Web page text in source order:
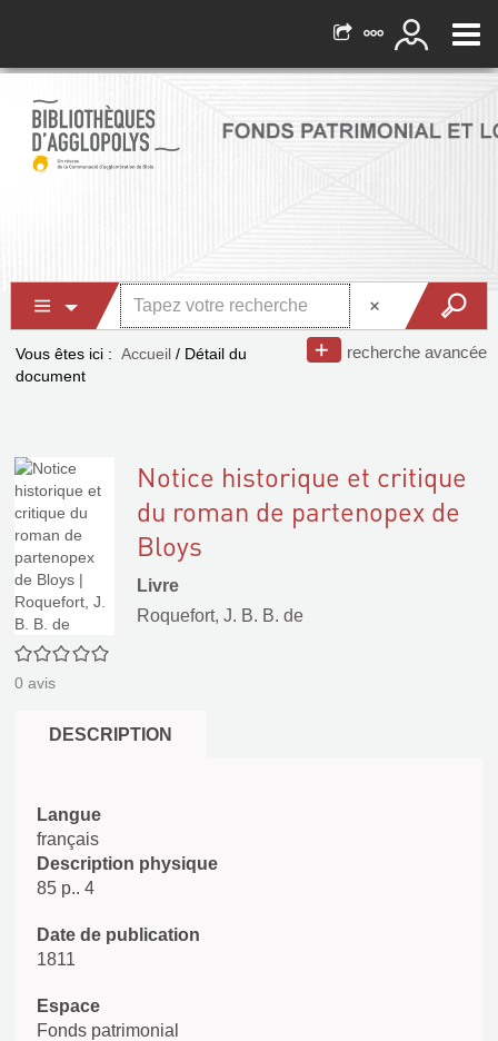
recherche avancée
Vous êtes ici : Accueil / Détail du
document
0/5
0 avis
Notice historique et critique
du roman de partenopex de
Bloys
Livre
Roquefort, J. B. B. de
DESCRIPTION
Langue
français
Description physique
85 p.. 4
Date de publication
1811
Espace
Fonds patrimonial